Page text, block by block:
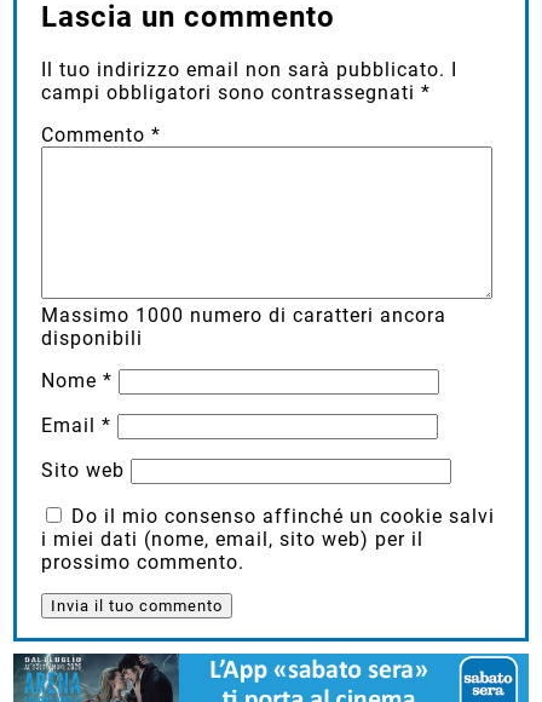
Lascia un commento
Il tuo indirizzo email non sarà pubblicato. I
campi obbligatori sono contrassegnati*
Commento*
Massimo 1000 numero di caratteri ancora
disponibili
Nome*
Email*
Sito web
Do il mio consenso affinché un cookie salvi
i miei dati (nome, email, sito web) per il
prossimo commento.